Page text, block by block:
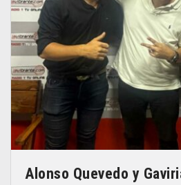
Alonso Quevedo y